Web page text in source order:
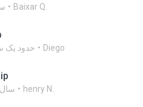
Baixar Q.
حدود یک Diego
3 henry N.